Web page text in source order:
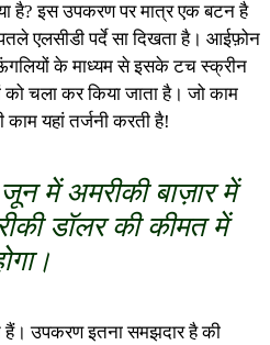
है? इस उपकरण पर मात्र एक बटन है
एलसीडी पर्दे सा दिखता है। आईफ़ोन
के माध्यम से इसके टच स्क्रीन
चला कर किया जाता है। जो काम
काम यहां तर्जनी करती है!
में अमरीकी बाज़ार में
डॉलर की कीमत में
उपकरण इतना समझदार है की